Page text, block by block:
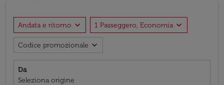
Andata e ritorno expand_more 1 Passeggero, Economia expand_more
Codice promozionale expand_more
Da
Seleziona origine